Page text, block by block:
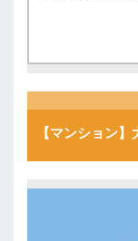
【マンション】